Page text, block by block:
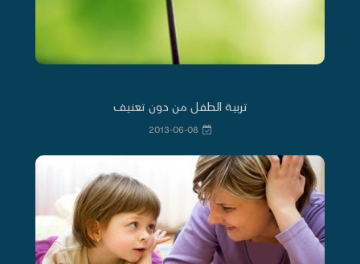
تربية الطفل من دون تعنيف
2013-06-08